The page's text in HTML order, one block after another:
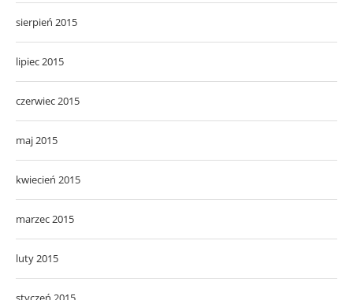
sierpień 2015
lipiec 2015
czerwiec 2015
maj 2015
kwiecień 2015
marzec 2015
luty 2015